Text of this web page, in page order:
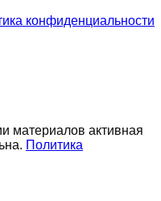
конфиденциальности
материалов активная
Политика